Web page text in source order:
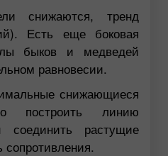
снижаются, тренд
Есть еще боковая
быков и медведей
равновесии.
снижающиеся
построить линию
растущие